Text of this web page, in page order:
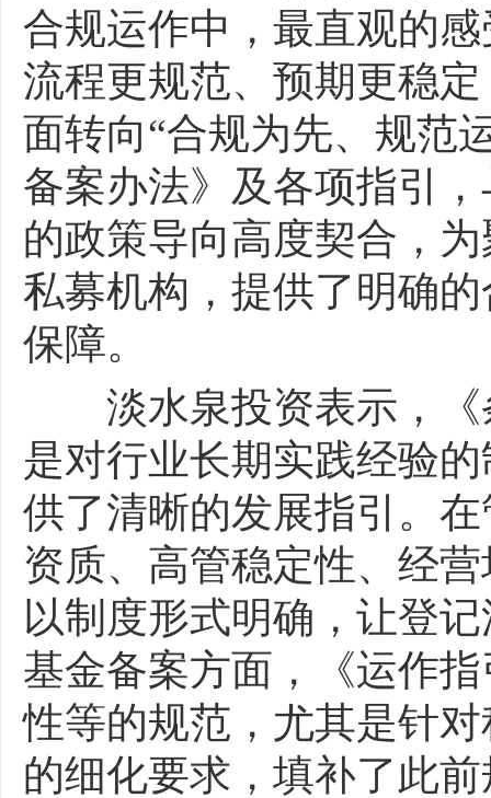
合规运作中，最直观的
流程更规范、预期更稳
面转向“合规为先、规范
备案办法》及各项指引
的政策导向高度契合，
私募机构，提供了明确
保障。
淡水泉投资表示，《
是对行业长期实践经验
供了清晰的发展指引。
资质、高管稳定性、经
以制度形式明确，让登
基金备案方面，《运作
性等的规范，尤其是针
的细化要求，填补了此